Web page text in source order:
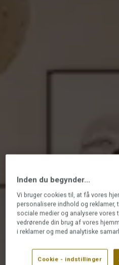
Inden du begynder...
Vi bruger cookies til, at få vores
personalisere indhold og reklamer,
sociale medier og analysere
vedrørende din brug af vores
i reklamer og med analytiske
Cookie - indstillinger